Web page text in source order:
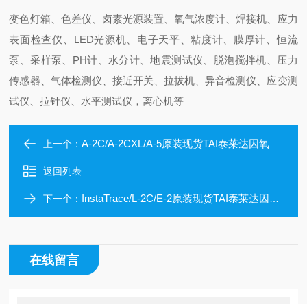
变色灯箱、色差仪、卤素光源装置、氧气浓度计、焊接机、应力
表面检查仪、LED光源机、电子天平、粘度计、膜厚计、恒流
泵、采样泵、PH计、水分计、地震测试仪、脱泡搅拌机、压力
传感器、气体检测仪、接近开关、拉拔机、异音检测仪、应变测
试仪、拉针仪、水平测试仪，离心机等
上一个：A-2C/A-2CXL/A-5原装现货TAI泰莱达因氧气分析仪传感器
返回列表
下一个： InstaTrace/L-2C/E-2原装现货TAI泰莱达因氧气分析仪传感器
在线留言